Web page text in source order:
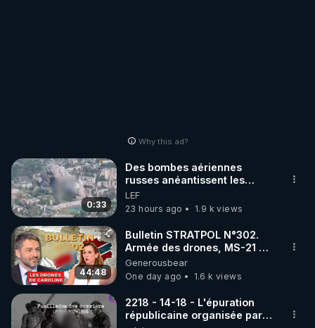
Why this ad?
0:33
Des bombes aériennes
russes anéantissent les
centres de contrôle de
drones de 3 brigades
ukrainienne
LEF
23 hours ago
1.9 k views
44:48
Bulletin STRATPOL N°302.
Armée des drones, MS-21 en
série, missiles coréens.
07.08.2026.
Generousbear
One day ago
1.6 k views
2218 - 14-18 - L'épuration
républicaine organisée par